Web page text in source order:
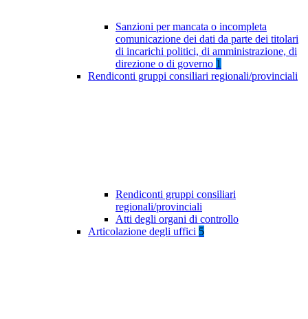
Sanzioni per mancata o incompleta
comunicazione dei dati da parte dei titolari
di incarichi politici, di amministrazione, di
direzione o di governo 1
Rendiconti gruppi consiliari regionali/provinciali
Rendiconti gruppi consiliari
regionali/provinciali
Atti degli organi di controllo
Articolazione degli uffici 5